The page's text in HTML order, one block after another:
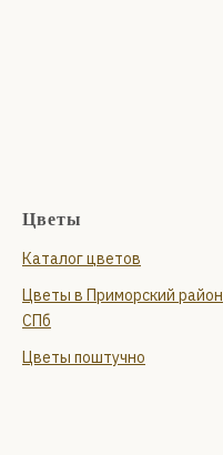
Цветы
Каталог цветов
Цветы в Приморский район
СПб
Цветы поштучно